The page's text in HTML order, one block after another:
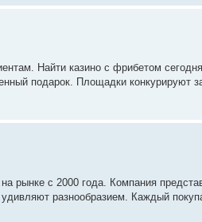
Найти казино с фрибетом
подарок. Площадки конкурируют
рынке с 2000 года. Компания
разнообразием. Каждый